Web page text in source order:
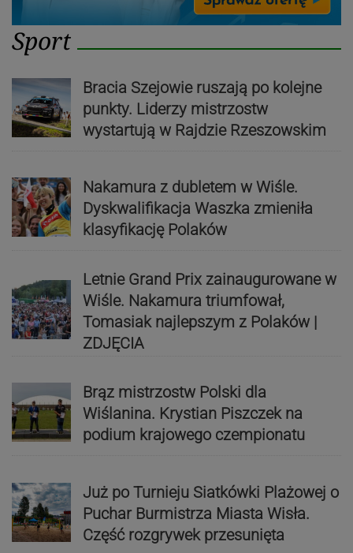
Sport
Bracia Szejowie ruszają po kolejne
punkty. Liderzy mistrzostw
wystartują w Rajdzie Rzeszowskim
Nakamura z dubletem w Wiśle.
Dyskwalifikacja Waszka zmieniła
klasyfikację Polaków
Letnie Grand Prix zainaugurowane w
Wiśle. Nakamura triumfował,
Tomasiak najlepszym z Polaków |
ZDJĘCIA
Brąz mistrzostw Polski dla
Wiślanina. Krystian Piszczek na
podium krajowego czempionatu
Już po Turnieju Siatkówki Plażowej o
Puchar Burmistrza Miasta Wisła.
Część rozgrywek przesunięta